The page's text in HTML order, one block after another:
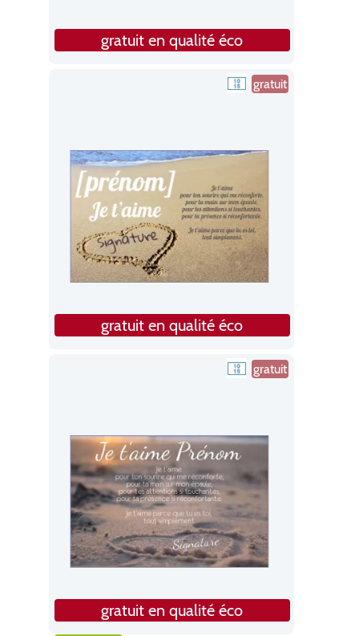
gratuit en qualité éco
gratuit
gratuit en qualité éco
gratuit
gratuit en qualité éco